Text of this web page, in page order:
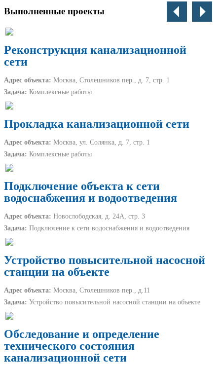
Выполненные проекты
Реконструкция канализационной
сети
Адрес объекта: Москва, Столешников пер., д. 7, стр. 1
Задача: Комплексные работы
Прокладка канализационной сети
Адрес объекта: Москва, ул. Солянка, д. 7, стр. 1
Задача: Комплексные работы
Подключение объекта к сети
водоснабжения и водоотведения
Адрес объекта: Новослободская, д. 24А, стр. 3
Задача: Подключение к сети водоснабжения и водоотведения
Устройство повысительной насосной
станции на объекте
Адрес объекта: Москва, Столешников пер., д.11
Задача: Устройство повысительной насосной станции на объекте
Обследование и определение
технического состояния
канализационной сети